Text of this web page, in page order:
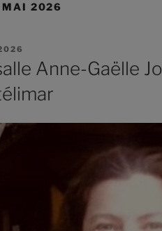
MAI 2026
Anne-Gaëlle